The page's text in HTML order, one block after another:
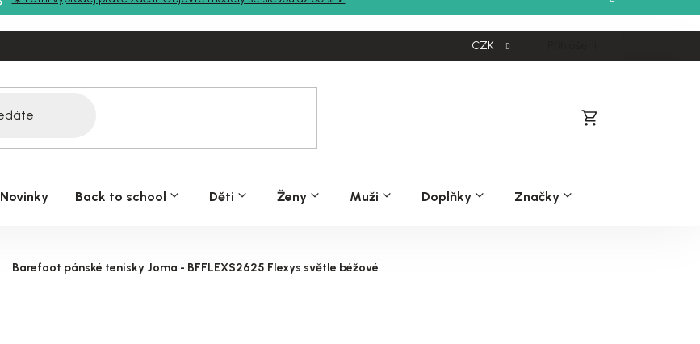
CZK
Nákupní
Novinky Back to school Děti Ženy Muži Doplňky Značky
Barefoot pánské tenisky Joma - BFFLEXS2625 Flexys světle béžové